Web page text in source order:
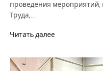
проведения
Труда,…
Читать далее